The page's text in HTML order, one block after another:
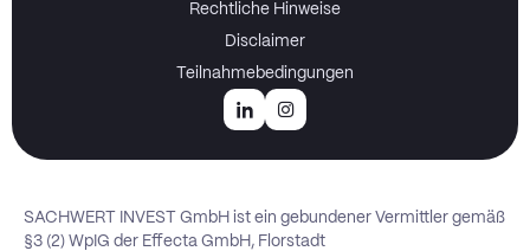
Rechtliche Hinweise
Disclaimer
Teilnahmebedingungen
SACHWERT INVEST GmbH ist ein gebundener Vermittler gemäß
§3 (2) WpIG der Effecta GmbH, Florstadt